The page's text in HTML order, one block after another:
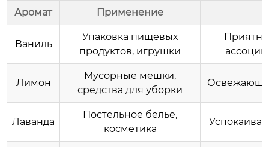
Аромат Применение
Ваниль
Упаковка пищевых
продуктов, игрушки
Лимон
Мусорные мешки,
средства для уборки
Лаванда
Постельное белье,
косметика